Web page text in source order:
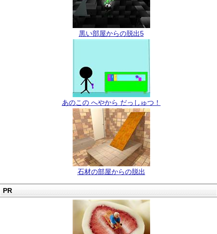
黒い部屋からの脱出5
あのこの へやから だっしゅつ！
石材の部屋からの脱出
PR